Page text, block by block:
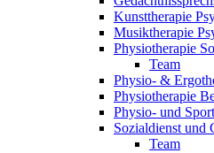
Kunsttherapie
Musiktherapie
Physiotherapie
Team
Physio- &
Physiotherapie
Physio- und
Sozialdienst und
Team